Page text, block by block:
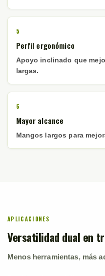
5
Perfil ergonómico
Apoyo inclinado que
largas.
6
Mayor alcance
Mangos largos para
APLICACIONES
Versatilidad dual en
Menos herramientas, más